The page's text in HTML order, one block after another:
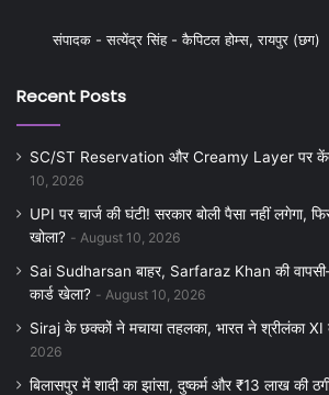
संपादक - सत्येंद्र सिंह - कैपिटल होम्स, रायपुर (छग)
Recent Posts
SC/ST Reservation और Creamy Layer पर
10, 2026
UPI पर चार्ज की घंटी! सरकार बोली पैसा नहीं लगेगा,
खोला?
August 10, 2026
Sai Sudharsan बाहर, Sarfaraz Khan की
कार्ड खेला?
August 10, 2026
Siraj के छक्कों ने मचाया तहलका, भारत ने श्रीलंका XI
2026
बिलासपुर में शादी का झांसा, दुष्कर्म और ₹13 लाख की